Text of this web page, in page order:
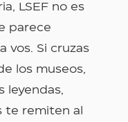
LSEF no es
parece
vos. Si cruzas
los museos,
leyendas,
te remiten al